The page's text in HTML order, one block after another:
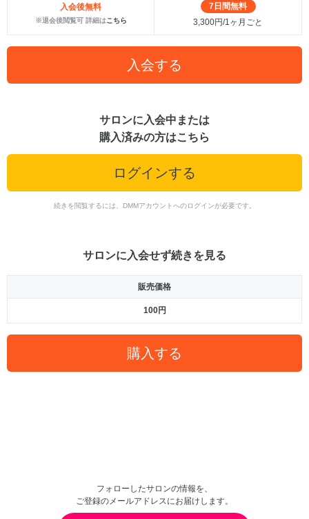
入会後無料
※退会後閲覧可 詳細はこちら
7日間無料
3,300円/1ヶ月ごと
入会する
サロンに入会中または
購入済みの方はこちら
ログインする
続きを閲覧するには、DMMアカウントへのログインが必要です。
サロンに入会せず続きを見る
販売価格
100円
購入する
フォローしたサロンの情報を、
ご登録のメールアドレスにお届けします。